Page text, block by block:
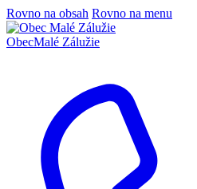
Rovno na obsah Rovno na menu
ObecMalé Zálužie